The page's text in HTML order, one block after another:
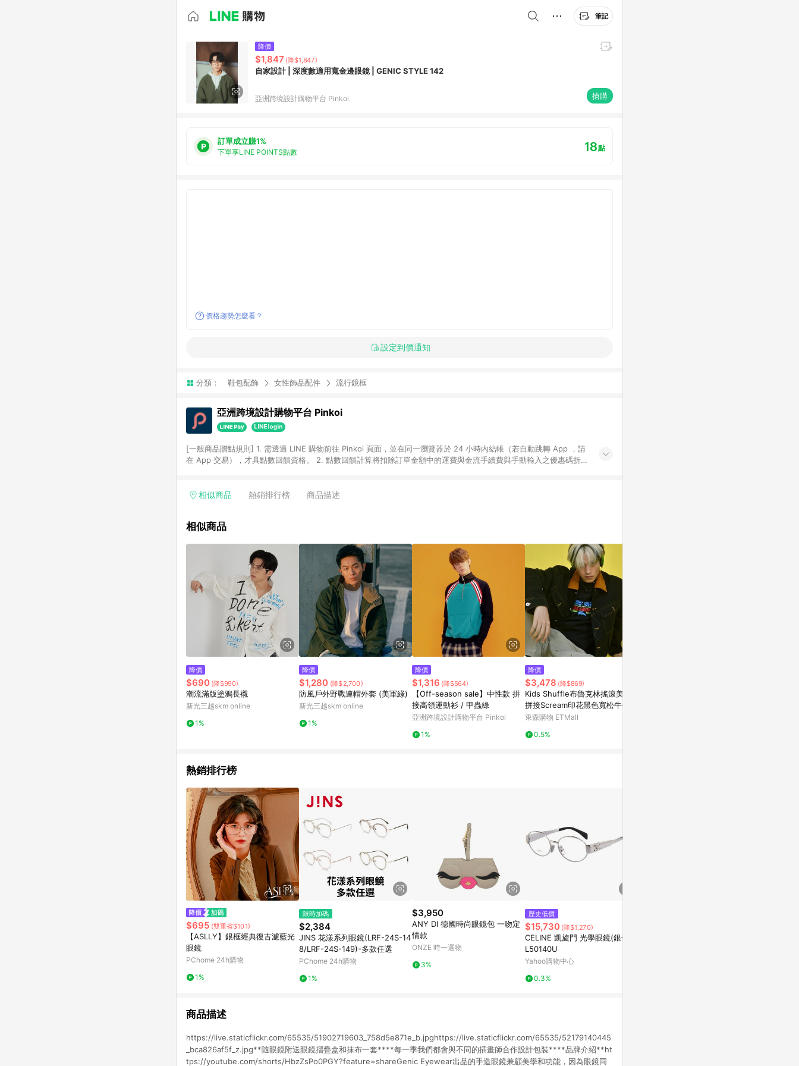
筆記
降價
$1,847 (降$1,847)
自家設計 | 深度數適用寬金邊眼鏡 | GENIC STYLE 142
亞洲跨境設計購物平台 Pinkoi 搶購
訂單成立賺1%
下單享LINE POINTS點數 18點
價格趨勢怎麼看？
設定到價通知
分類： 鞋包配飾 女性飾品配件 流行鏡框
亞洲跨境設計購物平台 Pinkoi
[一般商品贈點規則] 1. 需透過 LINE 購物前往 Pinkoi 頁面，並在同一瀏覽器於 24 小時內結帳（若自動跳轉 App ，請
在 App 交易），才具點數回饋資格。 2. 點數回饋計算將扣除訂單金額中的運費與金流手續費與手動輸入之優惠碼折
格，部分退款不在此限。 6. APP 請更新至Android v4.6.0 / iOS v4.1.5 以上才具贈點資格。 7. 點數將於出貨後 45 天
使用規則請以點數紅包活動說明為準。 11. 若於 LINE 購物前往 Pinkoi 頁面後才首次下載 Pinkoi APP 並完成訂單，不
相似商品 熱銷排行榜 商品描述
相似商品
降價
$690 (降$990)
潮流滿版塗鴉長襯
新光三越skm online
1%
降價
$1,280 (降$2,700)
防風戶外野戰連帽外套 (美軍綠)
新光三越skm online
1%
降價
$1,316 (降$564)
【Off-season sale】中性款 拼
接高領運動衫 / 甲蟲綠
亞洲跨境設計購物平台 Pinkoi
1%
降價
$3,478 (降$869)
Kids Shuffle布魯克林搖滾美式
拼接Scream印花黑色寬松牛仔夾
克
東森購物 ETMall
0.5%
熱銷排行榜
$695 (雙重省$101)
【ASLLY】銀框經典復古濾藍光
眼鏡
PChome 24h購物
1%
限時加碼
$2,384
JINS 花漾系列眼鏡(LRF-24S-14
8/LRF-24S-149)-多款任選
PChome 24h購物
1%
$3,950
ANY DI 德國時尚眼鏡包 一吻定
情款
ONZE 時一選物
3%
歷史低價
$15,730 (降$1,270)
CELINE 凱旋門 光學眼鏡(銀色)C
L50140U
Yahoo購物中心
0.3%
商品描述
https://live.staticflickr.com/65535/51902719603_758d5e871e_b.jpghttps://live.staticflickr.com/65535/52179140445
_bca826af5f_z.jpg**隨眼鏡附送眼鏡摺疊盒和抹布一套****每一季我們都會與不同的插畫師合作設計包裝****品牌介紹**ht
tps://youtube.com/shorts/HbzZsPo0PGY?feature=shareGenic Eyewear出品的手造眼鏡兼顧美學和功能，因為眼鏡同